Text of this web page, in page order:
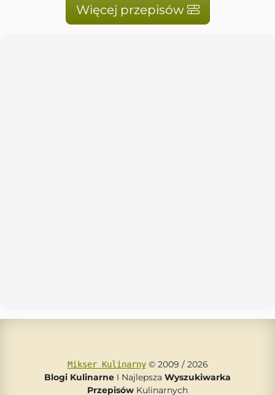
Więcej przepisów
Mikser Kulinarny© 2009 / 2026
Blogi Kulinarne I Najlepsza Wyszukiwarka
Przepisów Kulinarnych